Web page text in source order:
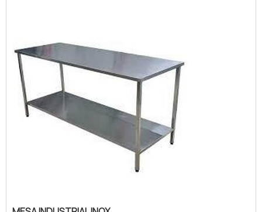
estratégia em produzir uma estrutura aos
clientes com escritório de alt...